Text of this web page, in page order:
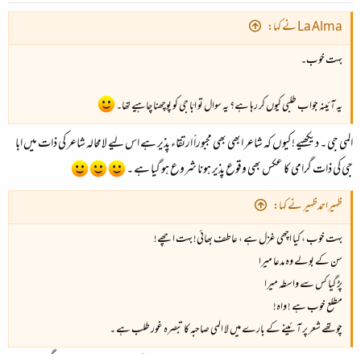
La Alma نے کہا:
بہت خوب۔
یہ آئینہ جواب طلبی کیوں کر رہا ہے؟ یہ سوال تو ابّا جی کو پوچھنا چاہیے تھا۔
المی جی ۔ دیکھیے ! کیوں کہ شاعر ابھی بھی مجبوراََ ارتقاء پذیر ہے اس لیے لامحالہ شاعر کی ذات میں ابا
جی کی ذات گرامی کا عکس بھی وقوع پذیر ہونا شروع ہو گیا ہے ۔
ظہیراحمدظہیر نے کہا:
بہت خوب ، کیا اچھی غزل ہے ، عاطف بھائی! بہت اچھے!
سن کے بولے وہ مدعا میرا
پڑ گیا کس سے واسطہ میرا
مطلع خوب ہے ! واہ!
چوتھے شعر پر آئینے کے بارے میں لا المی صاحبہ کا تبصرہ غور طلب ہے ۔